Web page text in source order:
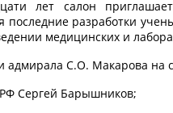
лет салон
последние разработки
медицинских и
С.О. Макарова на
Сергей Барышников;